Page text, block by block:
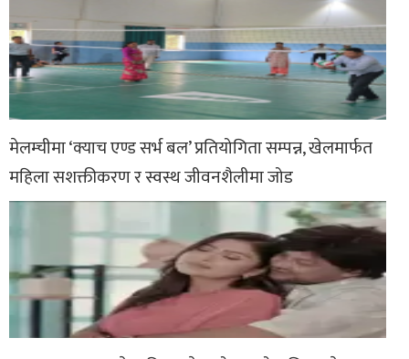
मेलम्चीमा ‘क्याच एण्ड सर्भ बल’ प्रतियोगिता सम्पन्न, खेलमार्फत
महिला सशक्तीकरण र स्वस्थ जीवनशैलीमा जोड